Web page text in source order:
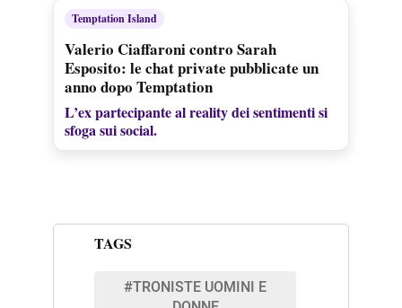
Temptation Island
Valerio Ciaffaroni contro Sarah
Esposito: le chat private pubblicate un
anno dopo Temptation
L’ex partecipante al reality dei sentimenti si
sfoga sui social.
TAGS
#TRONISTE UOMINI E